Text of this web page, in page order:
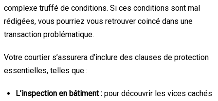
complexe truffé de conditions. Si ces conditions sont mal
rédigées, vous pourriez vous retrouver coincé dans une
transaction problématique.
Votre courtier s’assurera d’inclure des clauses de protection
essentielles, telles que :
L’inspection en bâtiment : pour découvrir les vices cachés